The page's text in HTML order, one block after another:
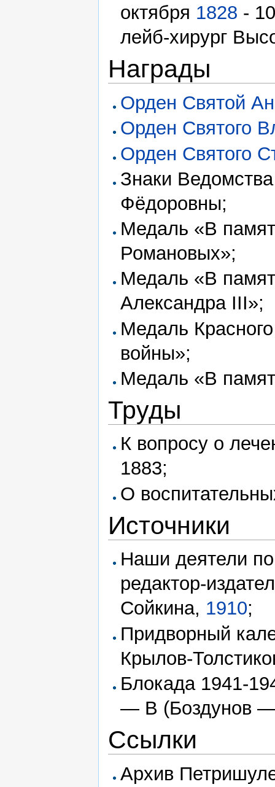
октября 1828 -
лейб-хирург
Награды
Орден Святой
Орден Святого
Орден Святого
Знаки
Фёдоровны;
Медаль «В
Романовых»;
Медаль «В
Александра III»;
Медаль
войны»;
Медаль «В
Труды
К вопросу о
1883;
О
Источники
Наши деятели
редактор-
Сойкина, 1910;
Придворный
Крылов-
Блокада 1941-
— В (Боздунов
Ссылки
Архив